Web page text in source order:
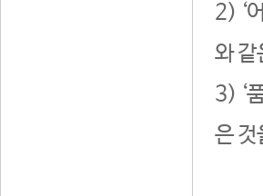
2) ‘
와 같
3) ‘
은 것